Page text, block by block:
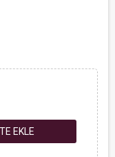
EKLE